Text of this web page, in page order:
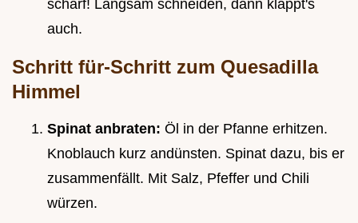
scharf! Langsam schneiden, dann klappt's
auch.
Schritt für-Schritt zum Quesadilla
Himmel
Spinat anbraten: Öl in der Pfanne erhitzen.
Knoblauch kurz andünsten. Spinat dazu, bis er
zusammenfällt. Mit Salz, Pfeffer und Chili
würzen.